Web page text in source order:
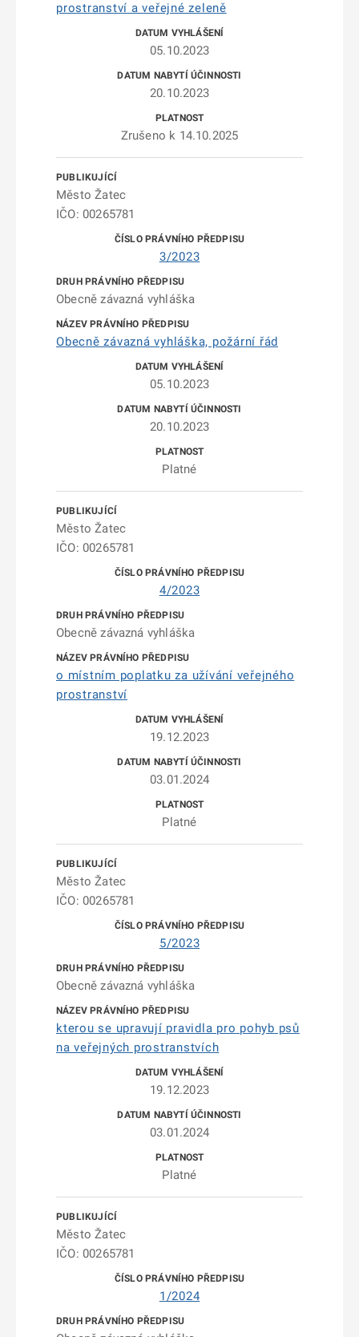
prostranství a veřejné zeleně
05.10.2023
20.10.2023
Zrušeno k 14.10.2025
Město Žatec
IČO: 00265781
3/2023
Obecně závazná vyhláška
Obecně závazná vyhláška, požární řád
05.10.2023
20.10.2023
Platné
Město Žatec
IČO: 00265781
4/2023
Obecně závazná vyhláška
o místním poplatku za užívání veřejného
prostranství
19.12.2023
03.01.2024
Platné
Město Žatec
IČO: 00265781
5/2023
Obecně závazná vyhláška
kterou se upravují pravidla pro pohyb psů
na veřejných prostranstvích
19.12.2023
03.01.2024
Platné
Město Žatec
IČO: 00265781
1/2024